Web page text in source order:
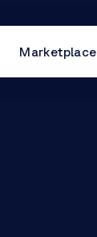
Marketplace